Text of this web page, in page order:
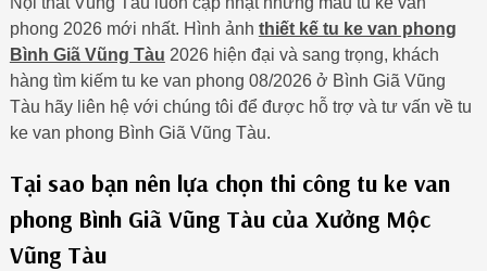
phong 2026 mới nhất. Hình ảnh thiết kế tu ke van phong
Bình Giã Vũng Tàu 2026 hiện đại và sang trọng, khách
hàng tìm kiếm tu ke van phong 08/2026 ở Bình Giã Vũng
Tàu hãy liên hệ với chúng tôi để được hỗ trợ và tư vấn về tu
ke van phong Bình Giã Vũng Tàu.
Tại sao bạn nên lựa chọn thi công tu ke van
phong Bình Giã Vũng Tàu của Xưởng Mộc
Vũng Tàu